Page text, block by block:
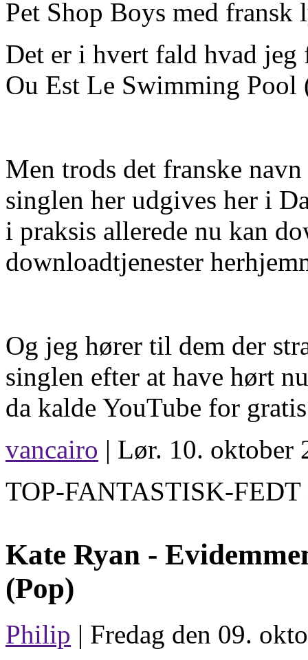
Pet Shop Boys med fransk
Det er i hvert fald hvad
Ou Est Le Swimming
Men trods det franske
singlen her udgives her i
i praksis allerede nu kan
downloadtjenester
Og jeg hører til dem der
singlen efter at have hørt
da kalde YouTube for
vancairo | Lør. 10. oktober
TOP-FANTASTISK-FEDT
Kate Ryan -
(Pop)
Philip | Fredag den 09.